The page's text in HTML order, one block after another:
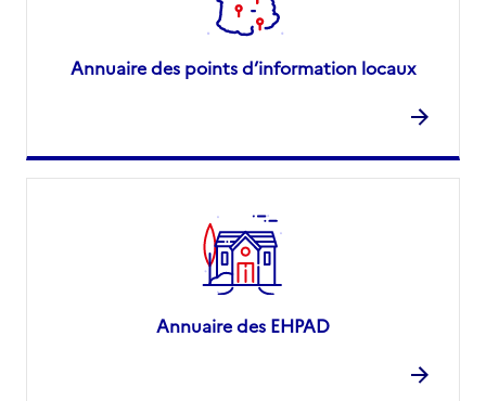
Annuaire des points d’information locaux
Annuaire des EHPAD